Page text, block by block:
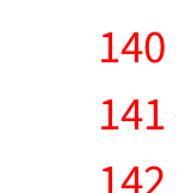
140
141